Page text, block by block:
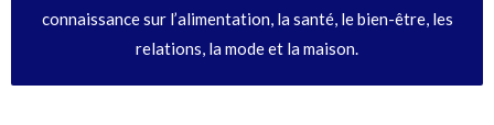
connaissance sur l’alimentation, la santé, le bien-être, les
relations, la mode et la maison.